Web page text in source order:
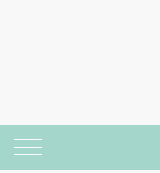
Mobile Menu Toggle